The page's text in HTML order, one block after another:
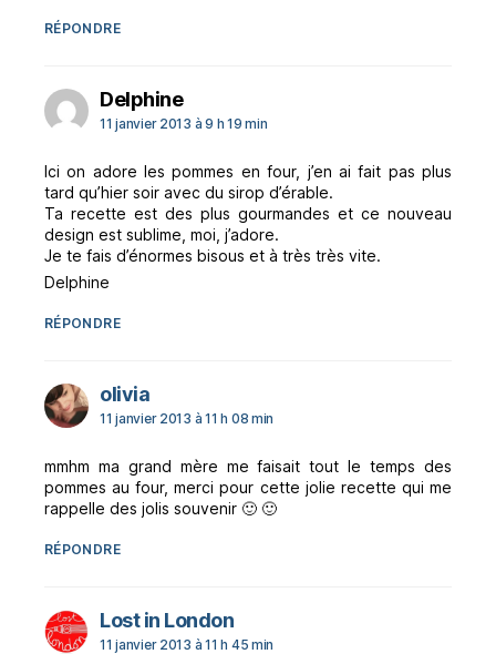
RÉPONDRE
Delphinedit :
11 janvier 2013 à 9 h 19 min
Ici on adore les pommes en four, j’en ai fait pas plus
tard qu’hier soir avec du sirop d’érable.
Ta recette est des plus gourmandes et ce nouveau
design est sublime, moi, j’adore.
Je te fais d’énormes bisous et à très très vite.
Delphine
RÉPONDRE
oliviadit :
11 janvier 2013 à 11 h 08 min
mmhm ma grand mère me faisait tout le temps des
pommes au four, merci pour cette jolie recette qui me
rappelle des jolis souvenir 🙂 🙂
RÉPONDRE
Lost in Londondit :
11 janvier 2013 à 11 h 45 min